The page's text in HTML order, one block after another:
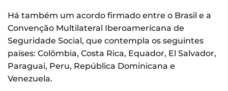
Há também um acordo firmado entre o Brasil e a
Convenção Multilateral Iberoamericana de
Seguridade Social, que contempla os seguintes
países: Colômbia, Costa Rica, Equador, El Salvador,
Paraguai, Peru, República Dominicana e
Venezuela.